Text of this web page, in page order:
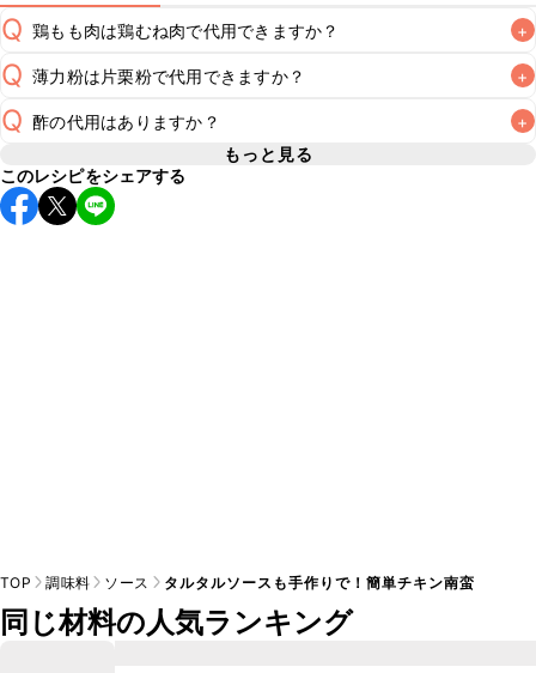
Q 鶏もも肉は鶏むね肉で代用できますか？ +
A
Q 薄力粉は片栗粉で代用できますか？ +
A
Q 酢の代用はありますか？ +
A
もっと見る
このレシピをシェアする
TOP 調味料 ソース タルタルソースも手作りで！簡単チキン南蛮
同じ材料の人気ランキング